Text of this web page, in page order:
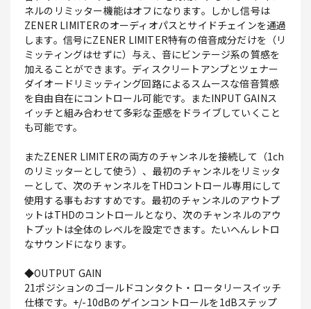
ネルのリミッター機能はオフになります。しかし信号は
ZENER LIMITERのオーディオパスとサイドチェインを通過
します。信号にZENER LIMITER特有の倍音成分だけを（リ
ミッティングはせずに）与え、音にビンテージ系の質感を
加えることができます。ディスクリートアンプとツェナー
ダイオードリミッティング回路によるスムースな倍音質感
を自由自在にコントロール可能です。またINPUT GAINス
イッチと組み合わせて多彩な歪感をドライブしていくこと
も可能です。
またZENER LIMITERの両方のチャンネルを接続して（1ch
のリミッターとして使う）、最初のチャンネルをリミッタ
ーとして、次のチャンネルをTHDコントロール専用にして
使用する事もおすすめです。最初のチャンネルのアウトプ
ットはTHDのコントロールとなり、次のチャンネルのアウ
トプットは全体のレベルを設定できます。たいへんレトロ
なサウンドになります。
◆OUTPUT GAIN
21ポジションのゴールドコンタクト・ロータリースイッチ
仕様です。+/-10dBのゲインコントロールを1dBステップ